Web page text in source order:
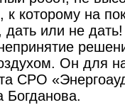
к которому на
или не
Он для
СРО
Богданова.